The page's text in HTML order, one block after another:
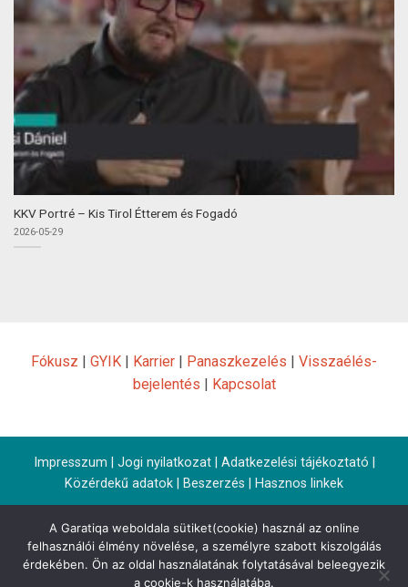
KKV Portré – Kis Tirol Étterem és Fogadó
2026-05-29
Fókusz | GYIK | Karrier | Panaszkezelés | Visszaélés-
bejelentés | Kapcsolat
Impresszum Jogi nyilatkozat| Adatkezelési tájékoztató
Közérdekű adatok
Beszerzés Hasznos linkek
A Garatiqa weboldala sütiket(cookie) használ az online
felhasználói élmény növelése, a személyre szabott kiszolgálás
érdekében. Ön az oldal használatának folytatásával beleegyezik
a cookie-k használatába.